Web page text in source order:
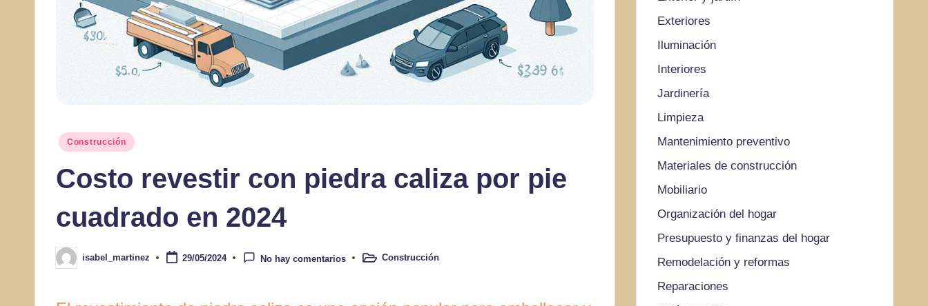
Publicado
Construcción
Costo revestir con piedra caliza por pie
cuadrado en 2024
Publicado
por
isabel_martinez 29/05/2024 No hay comentarios
PublicadoConstrucción
Exteriores
Iluminación
Interiores
Jardinería
Limpieza
Mantenimiento preventivo
Materiales de construcción
Mobiliario
Organización del hogar
Presupuesto y finanzas del hogar
Remodelación y reformas
Reparaciones